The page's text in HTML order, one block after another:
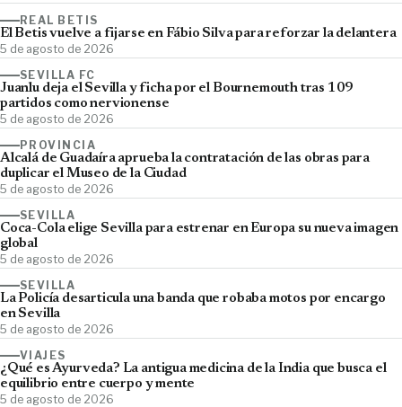
REAL BETIS
El Betis vuelve a fijarse en Fábio Silva para reforzar la delantera
5 de agosto de 2026
SEVILLA FC
Juanlu deja el Sevilla y ficha por el Bournemouth tras 109
partidos como nervionense
5 de agosto de 2026
PROVINCIA
Alcalá de Guadaíra aprueba la contratación de las obras para
duplicar el Museo de la Ciudad
5 de agosto de 2026
SEVILLA
Coca-Cola elige Sevilla para estrenar en Europa su nueva imagen
global
5 de agosto de 2026
SEVILLA
La Policía desarticula una banda que robaba motos por encargo
en Sevilla
5 de agosto de 2026
VIAJES
¿Qué es Ayurveda? La antigua medicina de la India que busca el
equilibrio entre cuerpo y mente
5 de agosto de 2026